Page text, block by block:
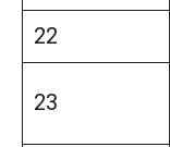
22
23